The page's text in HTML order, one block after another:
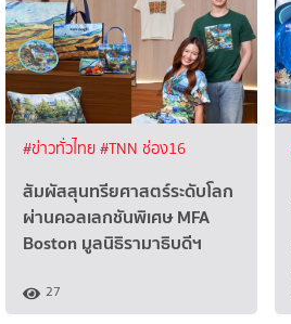
#ข่าวทั่วไทย#TNN ช่อง16
สัมผัสสุนทรียศาสตร์ระดับโลก
ผ่านคอลเลกชันพิเศษ MFA
Boston มูลนิธิรามาธิบดีฯ
27